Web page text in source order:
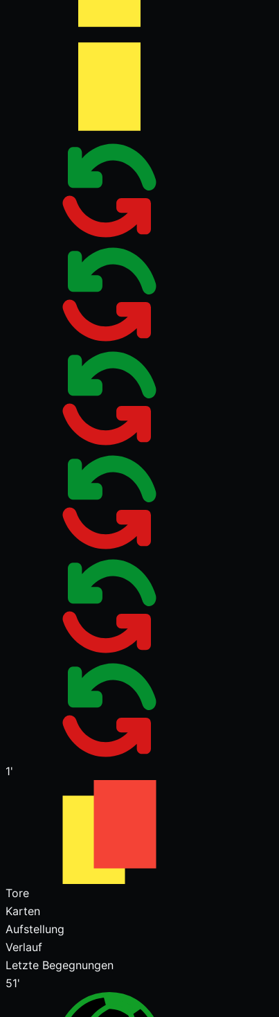
1'
Tore
Karten
Aufstellung
Verlauf
Letzte Begegnungen
51'